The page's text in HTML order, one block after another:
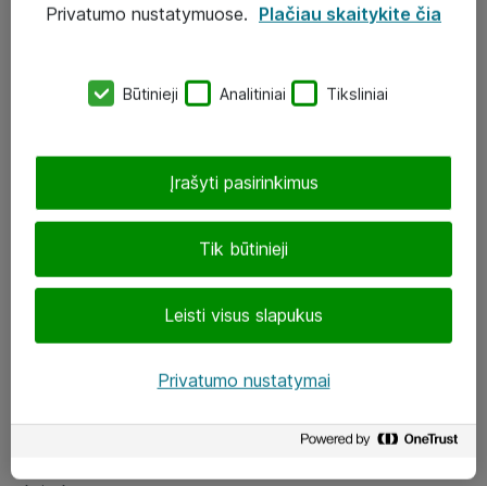
eShop@atea.lt
LinkedIn
Privatumo nustatymuose. Plačiau skaitykite čia
Būtinieji Analitiniai Tiksliniai
Tik būtinieji
Leisti visus slapukus
Įrašyti pasirinkimus
Privatumo nustatymai